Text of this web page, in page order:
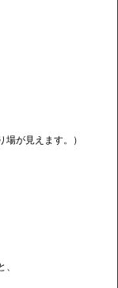
が見えます。）